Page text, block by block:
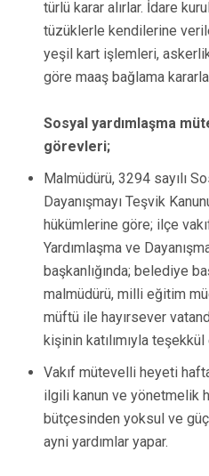
türlü karar alırlar. İdare
tüzüklerle kendilerine
yeşil kart işlemleri,
göre maaş bağlama
Sosyal yardımlaşma
görevleri;
Malmüdürü, 3294 sayılı
Dayanışmayı Teşvik
hükümlerine göre; ilçe
Yardımlaşma ve
başkanlığında; belediye
malmüdürü, milli eğitim
müftü ile hayırsever
kişinin katılımıyla teşekkül
Vakıf mütevelli heyeti
ilgili kanun ve yönetmelik
bütçesinden yoksul ve
ayni yardımlar yapar.